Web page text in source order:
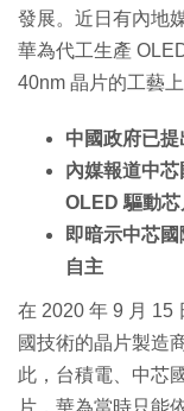
發展。近日有內地
華為代工生產
40nm 晶片的工藝
中國政府已
內媒報道中
OLED 驅動芯
即暗示中芯
自主
在 2020 年 9 月 15
國技術的晶片製造
此，台積電、中芯
片，華為當時只能